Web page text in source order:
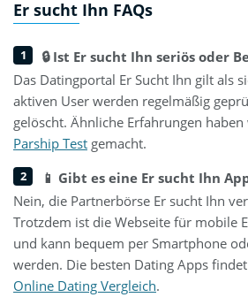
Er sucht Ihn FAQs
🔒 Ist Er sucht Ihn seriös oder
Das Datingportal Er Sucht Ihn gilt als
aktiven User werden regelmäßig
gelöscht. Ähnliche Erfahrungen
Parship Test gemacht.
📱 Gibt es eine Er sucht Ihn
Nein, die Partnerbörse Er sucht Ihn
Trotzdem ist die Webseite für mobile
und kann bequem per Smartphone
werden. Die besten Dating Apps
Online Dating Vergleich.